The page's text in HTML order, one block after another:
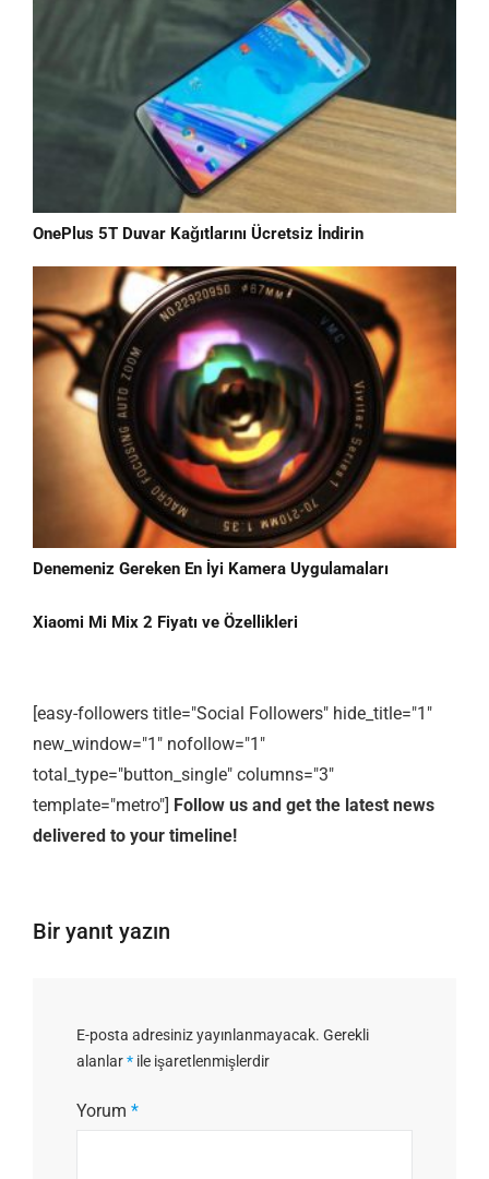
OnePlus 5T Duvar Kağıtlarını Ücretsiz İndirin
Denemeniz Gereken En İyi Kamera Uygulamaları
Xiaomi Mi Mix 2 Fiyatı ve Özellikleri
[easy-followers title="Social Followers" hide_title="1"
new_window="1" nofollow="1"
total_type="button_single" columns="3"
template="metro"] Follow us and get the latest news
delivered to your timeline!
Bir yanıt yazın
E-posta adresiniz yayınlanmayacak. Gerekli
alanlar* ile işaretlenmişlerdir
Yorum *